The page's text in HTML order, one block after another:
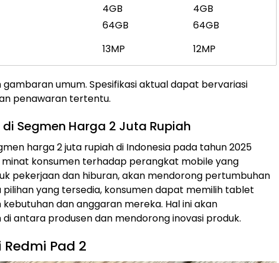
4GB
4GB
64GB
64GB
13MP 12MP
umum. Spesifikasi aktual dapat bervariasi
penawaran tertentu.
Segmen Harga 2 Juta Rupiah
harga 2 juta rupiah di Indonesia pada tahun 2025
konsumen terhadap perangkat mobile yang
pekerjaan dan hiburan, akan mendorong pertumbuhan
yang tersedia, konsumen dapat memilih tablet
dan anggaran mereka. Hal ini akan
antara produsen dan mendorong inovasi produk.
Pad 2